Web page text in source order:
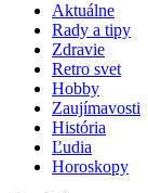
Aktuálne
Rady a tipy
Zdravie
Retro svet
Hobby
Zaujímavosti
História
Ľudia
Horoskopy